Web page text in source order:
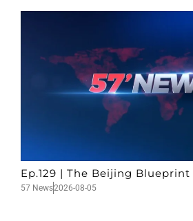
Ep.129 | The Beijing Blueprint
57 News2026-08-05